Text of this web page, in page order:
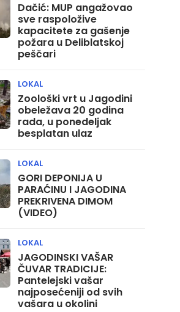
Dačić: MUP angažovao
sve raspoložive
kapacitete za gašenje
požara u Deliblatskoj
peščari
Zoološki vrt u Jagodini
obeležava 20 godina
rada, u ponedeljak
besplatan ulaz
LOKAL
GORI DEPONIJA U
PARAĆINU I JAGODINA
PREKRIVENA DIMOM
(VIDEO)
LOKAL
JAGODINSKI VAŠAR
ČUVAR TRADICIJE:
Pantelejski vašar
najposećeniji od svih
vašara u okolini
LOKAL